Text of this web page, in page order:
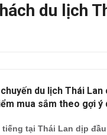
du lịch
du lịch Thái Lan
mua sắm theo gợi ý
tại Thái Lan dịp